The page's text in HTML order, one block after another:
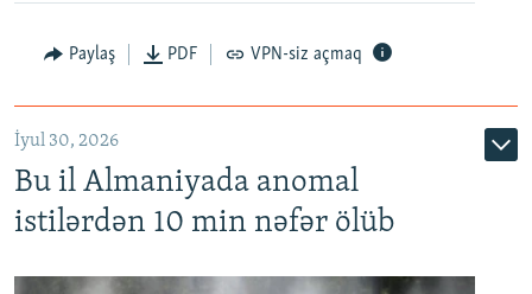
Paylaş PDF VPN-siz açmaq
İyul 30, 2026
Bu il Almaniyada anomal
istilərdən 10 min nəfər ölüb